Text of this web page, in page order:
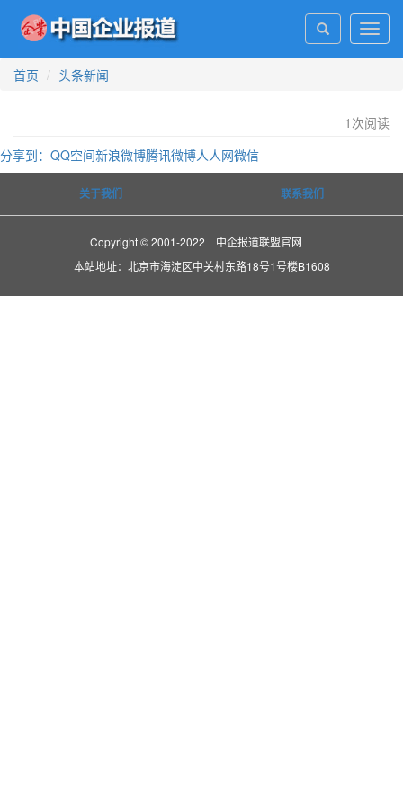
首页
头条新闻
1 次阅读
分享到： QQ空间新浪微博腾讯微博人人网微信
关于我们 联系我们
Copyright © 2001-2022 中企报道联盟官网
本站地址：北京市海淀区中关村东路18号1号楼B1608